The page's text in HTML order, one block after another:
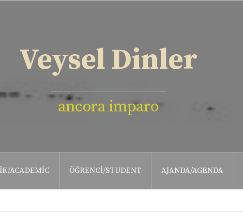
Veysel Dinler
ancora imparo
ACADEMIC ÖĞRENCI/STUDENT AJANDA/AGENDA